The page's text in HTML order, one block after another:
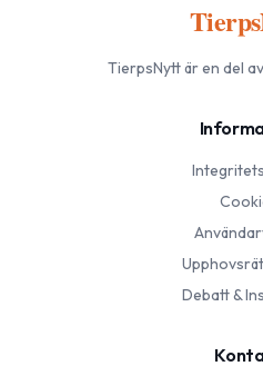
TierpsNyttär en del
Debatt &